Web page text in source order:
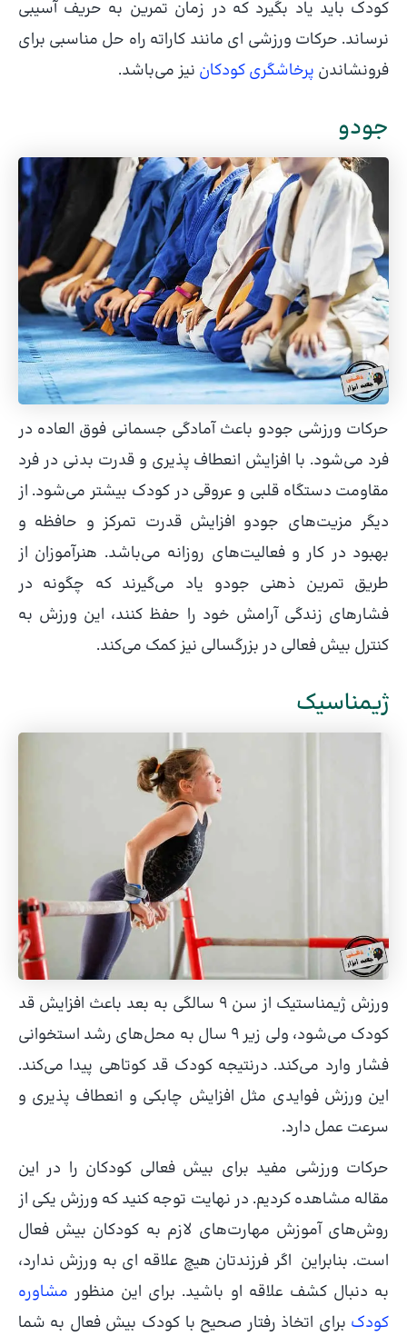
کودک باید یاد بگیرد که در زمان تمرین به حریف آسیبی
نرساند. حرکات ورزشی ای مانند کاراته راه حل مناسبی برای
فرونشاندن پرخاشگری کودکان نیز می‌باشد.
جودو
حرکات ورزشی جودو باعث آمادگی جسمانی فوق العاده در
فرد می‌شود. با افزایش انعطاف پذیری و قدرت بدنی در فرد
مقاومت دستگاه قلبی و عروقی در کودک بیشتر می‌شود. از
دیگر مزیت‌های جودو افزایش قدرت تمرکز و حافظه و
بهبود در کار و فعالیت‌های روزانه می‌باشد. هنرآموزان از
طریق تمرین ذهنی جودو یاد می‌گیرند که چگونه در
فشار‌های زندگی آرامش خود را حفظ کنند، این ورزش به
کنترل بیش فعالی در بزرگسالی نیز کمک می‌کند.
ژیمناسیک
ورزش ژیمناستیک از سن ۹ سالگی به بعد باعث افزایش قد
کودک می‌شود، ولی زیر ۹ سال به محل‌های رشد استخوانی
فشار وارد می‌کند. درنتیجه کودک قد کوتاهی پیدا می‌کند.
این ورزش فوایدی مثل افزایش چابکی و انعطاف پذیری و
سرعت عمل دارد.
حرکات ورزشی مفید برای بیش فعالی کودکان را در این
مقاله مشاهده کردیم. در نهایت توجه کنید که ورزش یکی از
روش‌های آموزش مهارت‌های لازم به کودکان بیش فعال
است. بنابراین اگر فرزندتان هیچ علاقه ای به ورزش ندارد،
به دنبال کشف علاقه او باشید. برای این منظور مشاوره
کودک برای اتخاذ رفتار صحیح با کودک بیش فعال به شما